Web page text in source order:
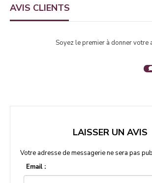
AVIS CLIENTS
Soyez le premier à donner votre
LAISSER UN AVIS
Votre adresse de messagerie ne sera pas
Email :